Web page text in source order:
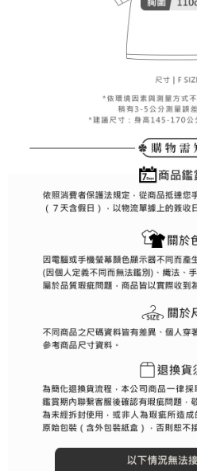
１．透過由恩沛科技股份有限公司提供之
易，需依本服務之必要範圍內提供個人資
權轉讓予恩沛科技股份有限公司。
２．關於個人資料處理事宜，請瀏覽以下
３．未成年的使用者請事先徵得法定代理
「AFTEE先享後付」，若未經同意申辦者
４．使用「AFTEE先享後付」時，將依據
時審查核予不同之上限額度；若仍有額度
５．嚴禁一人註冊多個帳號或使用他人資
恩沛科技股份有限公司將有權停止該用戶